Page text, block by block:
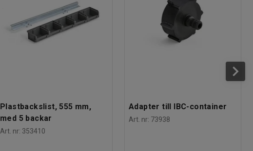
Plastbackslist, 555 mm,
med 5 backar
Art. nr: 353410
Adapter till IBC-container
Art. nr: 73938